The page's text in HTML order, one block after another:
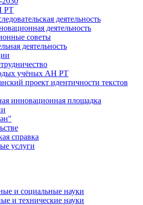
РТ
деятельность
деятельность
советы
деятельность
учёных АН РТ
проект идентичности текстов
инновационная площадка
справка
услуги
и социальные науки
и технические науки